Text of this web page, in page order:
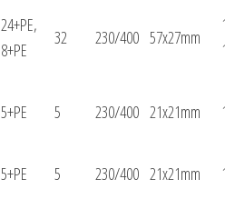
24+PE,
8+PE
32 230/400 57x27mm
5+PE 5 230/400 21x21mm
5+PE 5 230/400 21x21mm